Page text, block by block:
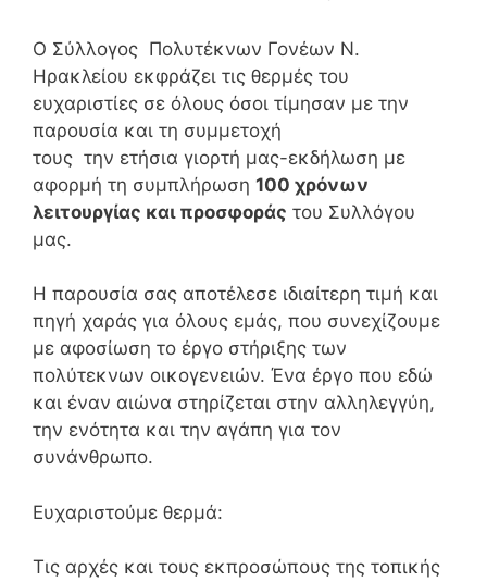
Ο Σύλλογος Πολυτέκνων Γονέων Ν.
Ηρακλείου εκφράζει τις θερμές του
ευχαριστίες σε όλους όσοι τίμησαν με την
παρουσία και τη συμμετοχή
τους την ετήσια γιορτή μας-εκδήλωση με
αφορμή τη συμπλήρωση 100 χρόνων
λειτουργίας και προσφοράς του Συλλόγου
μας.
Η παρουσία σας αποτέλεσε ιδιαίτερη τιμή και
πηγή χαράς για όλους εμάς, που συνεχίζουμε
με αφοσίωση το έργο στήριξης των
πολύτεκνων οικογενειών. Ένα έργο που εδώ
και έναν αιώνα στηρίζεται στην αλληλεγγύη,
την ενότητα και την αγάπη για τον
συνάνθρωπο.
Ευχαριστούμε θερμά:
Τις αρχές και τους εκπροσώπους της τοπικής